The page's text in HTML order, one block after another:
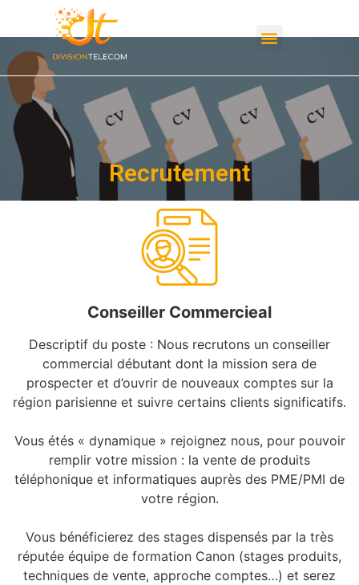
Recrutement
Conseiller Commercieal
Descriptif du poste : Nous recrutons un conseiller
commercial débutant dont la mission sera de
prospecter et d’ouvrir de nouveaux comptes sur la
région parisienne et suivre certains clients significatifs.
Vous étés « dynamique » rejoignez nous, pour pouvoir
remplir votre mission : la vente de produits
téléphonique et informatiques auprès des PME/PMI de
votre région.
Vous bénéficierez des stages dispensés par la très
réputée équipe de formation Canon (stages produits,
techniques de vente, approche comptes…) et serez